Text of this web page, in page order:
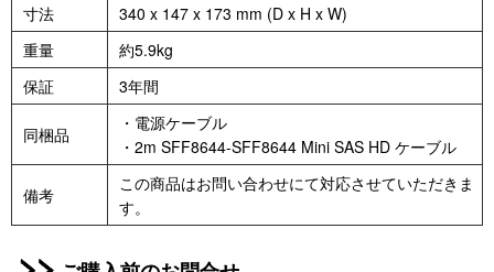
寸法
340 x 147 x 173 mm (D x H x W)
重量
約5.9kg
保証
3年間
同梱品
・電源ケーブル
・2m SFF8644-SFF8644 Mini SAS HD ケーブル
備考
この商品はお問い合わせにて対応させていただきま
す。